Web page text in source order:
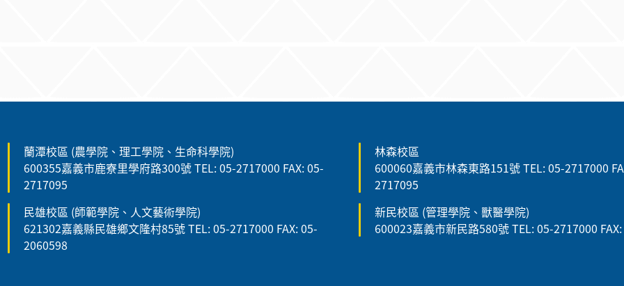
蘭潭校區 (農學院、理工學院、生命科學院)
600355嘉義市鹿寮里學府路300號 TEL: 05-2717000 FAX: 05-
2717095
林森校區
600060嘉義市林森東路151號 TEL: 05-2717000
2717095
民雄校區 (師範學院、人文藝術學院)
621302嘉義縣民雄鄉文隆村85號 TEL: 05-2717000 FAX: 05-
2060598
新民校區 (管理學院、獸醫學院)
600023嘉義市新民路580號 TEL: 05-2717000